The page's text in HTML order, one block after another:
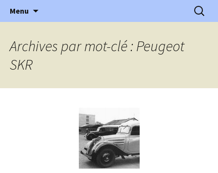
l'Automobile Ancienne
l'automobile ancienne : articles, historiques
…
Menu
Archives par mot-clé : Peugeot
SKR